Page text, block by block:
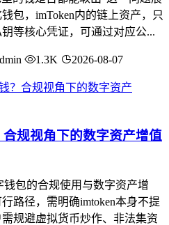
包，imToken内的链上资产，只
等核心凭证，可通过对应公...
1.3K 2026-08-07
规视角下的数字资产增值
钱包的合规使用与数字资产增
路径，需明确imtoken本身不提
规避虚拟货币炒作、非法集资